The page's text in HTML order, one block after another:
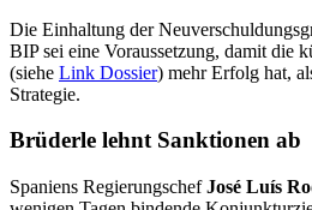
Die Einhaltung der
BIP sei eine Voraussetzung, damit die
(siehe Link Dossier) mehr Erfolg hat,
Strategie.
Brüderle lehnt Sanktionen ab
Spaniens RegierungschefJosé Luís